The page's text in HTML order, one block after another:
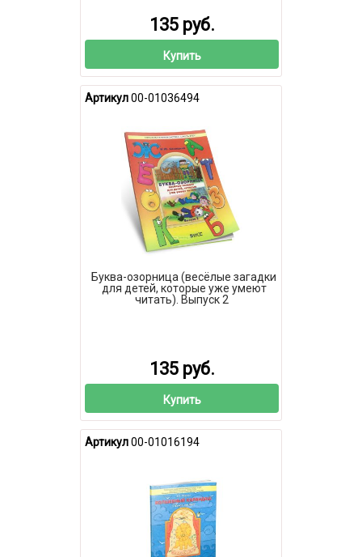
135 руб.
Купить
Артикул00-01036494
Буква-озорница (весёлые загадки
для детей, которые уже умеют
читать). Выпуск 2
135 руб.
Купить
Артикул00-01016194